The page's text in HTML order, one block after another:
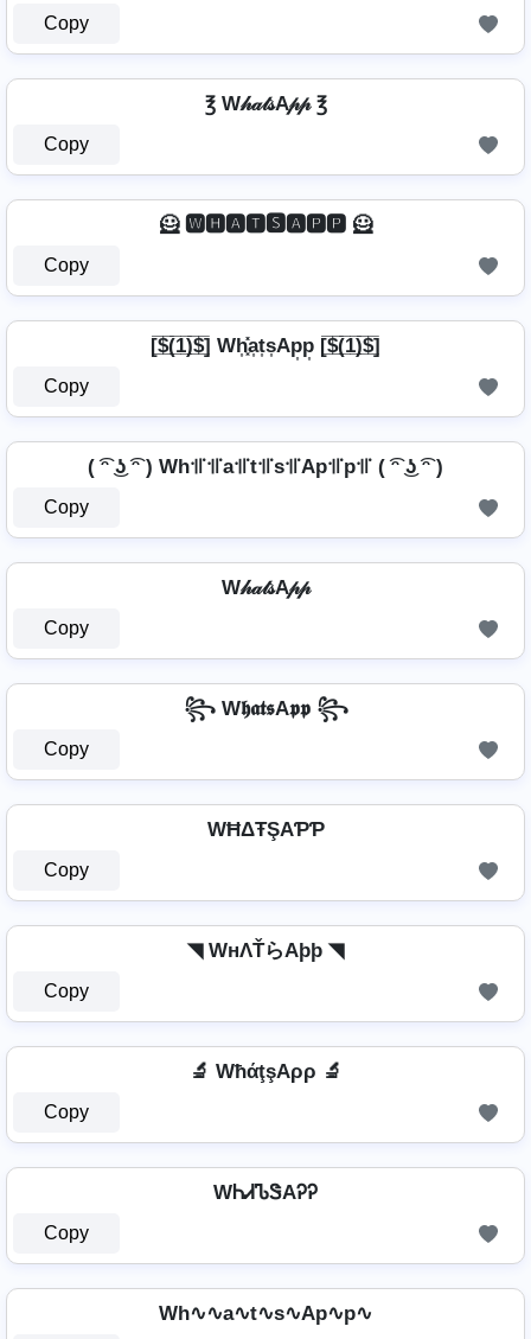
Copy
℥ W𝒽𝒶𝓉𝓈A𝓅𝓅 ℥
Copy
🦸️ 🆆🅷🅰🆃🆂🅰🅿🅿 🦸️
Copy
[̲̅$̲̅(̲̅1̲̅)̲̅$̲̅] Wh͎͓̽a͎t͎s͎Ap͎p͎ [̲̅$̲̅(̲̅1̲̅)̲̅$̲̅]
Copy
( ͡ᵔ ͜ʖ ͡ᵔ ) Wh꜉꜍꜉꜍a꜉꜍t꜉꜍s꜉꜍Ap꜉꜍p꜉꜍ ( ͡ᵔ ͜ʖ ͡ᵔ )
Copy
W𝒽𝒶𝓉𝓈A𝓅𝓅
Copy
꧂ W𝖍𝖆𝖙𝖘A𝖕𝖕 ꧂
Copy
WĦΔŦŞAƤƤ
Copy
◥ WнΛŤらAþþ ◥
Copy
🔬 WħάţşAρρ 🔬
Copy
WᏂᏗᏖᏕAᎮᎮ
Copy
Wh∿∿a∿t∿s∿Ap∿p∿